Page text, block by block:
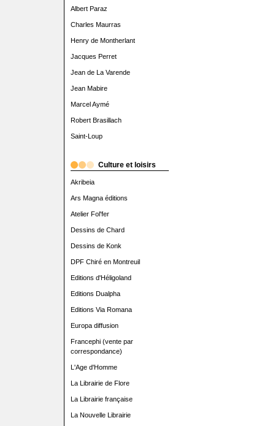
Albert Paraz
Charles Maurras
Henry de Montherlant
Jacques Perret
Jean de La Varende
Jean Mabire
Marcel Aymé
Robert Brasillach
Saint-Loup
Culture et loisirs
Akribeia
Ars Magna éditions
Atelier Fol'fer
Dessins de Chard
Dessins de Konk
DPF Chiré en Montreuil
Editions d'Héligoland
Editions Dualpha
Editions Via Romana
Europa diffusion
Francephi (vente par
correspondance)
L'Age d'Homme
La Librairie de Flore
La Librairie française
La Nouvelle Librairie